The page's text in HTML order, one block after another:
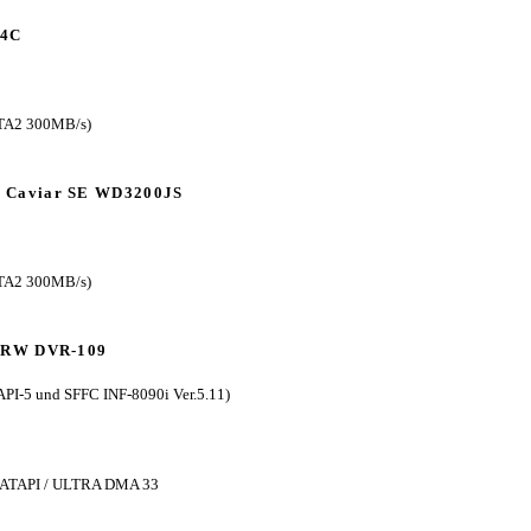
300MB/s)
SE WD3200JS
300MB/s)
DVR-109
5 und SFFC INF-8090i Ver.5.11)
/ ULTRA DMA 33